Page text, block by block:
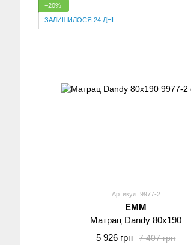
−20%
ЗАЛИШИЛОСЯ 24 ДНІ
Артикул: 9977-2
EMM
Матрац Dandy 80x190
7 407 грн
5 926 грн